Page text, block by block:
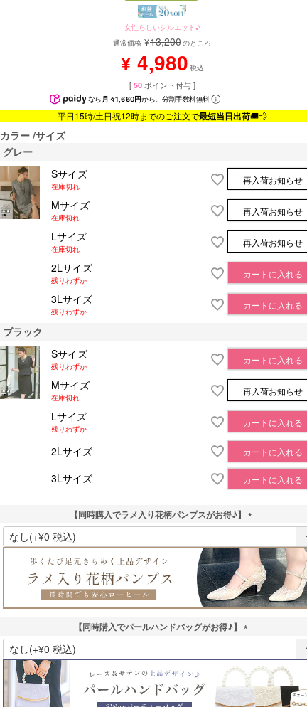
女性らしいシルエット♪
通常価格 ¥13,200のところ
¥ 4,980 税込
[ 50 ポイント付与 ]
なら 月々1,660円から。分割手数料無料
平日15時/土日祝12時までのご注文で最短当日出荷🚚💨
カラー サイズ
グレー
Sサイズ
在庫切れ
再入荷お知らせ
Mサイズ
在庫切れ
再入荷お知らせ
Lサイズ
在庫切れ
再入荷お知らせ
2Lサイズ
残りわずか
カートに入れる
3Lサイズ
残りわずか
カートに入れる
ブラック
Sサイズ
残りわずか
カートに入れる
Mサイズ
在庫切れ
再入荷お知らせ
Lサイズ
残りわずか
カートに入れる
2Lサイズ カートに入れる
3Lサイズ カートに入れる
【同時購入でラメ入り花柄パンプスがお得♪】
(
必
【同時購入でパールハンドバッグがお得♪】
(
必
須
)